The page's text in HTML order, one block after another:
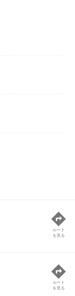
ルート
を見る
ルート
を見る